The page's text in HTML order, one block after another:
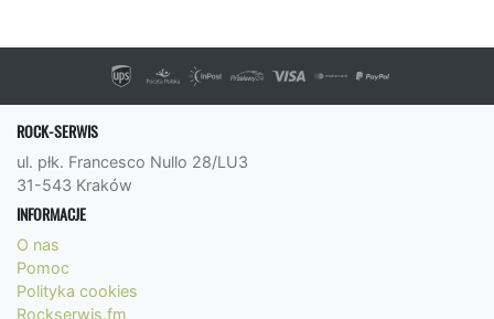
ROCK-SERWIS
ul. płk. Francesco Nullo 28/LU3
31-543 Kraków
INFORMACJE
O nas
Pomoc
Polityka cookies
Rockserwis.fm